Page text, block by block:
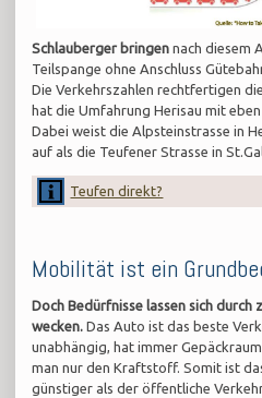
Schlauberger bringen nach diesem
Teilspange ohne Anschluss
Die Verkehrszahlen rechtfertigen
hat die Umfahrung Herisau mit
Dabei weist die Alpsteinstrasse in
auf als die Teufener Strasse in
Teufen direkt?
Mobilität ist ein
Doch Bedürfnisse lassen sich durch
wecken. Das Auto ist das beste
unabhängig, hat immer
man nur den Kraftstoff. Somit ist
günstiger als der öffentliche